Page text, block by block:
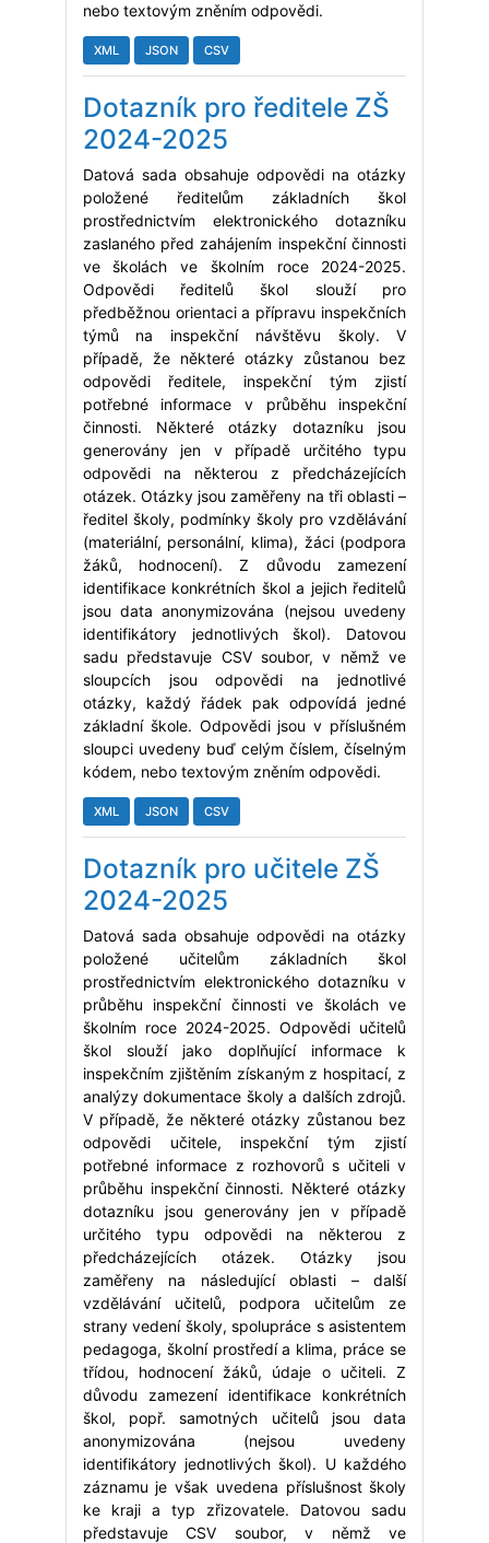
nebo textovým zněním odpovědi.
XML JSON CSV
Dotazník pro ředitele ZŠ
2024-2025
Datová sada obsahuje odpovědi na otázky
položené ředitelům základních škol
prostřednictvím elektronického dotazníku
zaslaného před zahájením inspekční činnosti
ve školách ve školním roce 2024-2025.
Odpovědi ředitelů škol slouží pro
předběžnou orientaci a přípravu inspekčních
týmů na inspekční návštěvu školy. V
případě, že některé otázky zůstanou bez
odpovědi ředitele, inspekční tým zjistí
potřebné informace v průběhu inspekční
činnosti. Některé otázky dotazníku jsou
generovány jen v případě určitého typu
odpovědi na některou z předcházejících
otázek. Otázky jsou zaměřeny na tři oblasti –
ředitel školy, podmínky školy pro vzdělávání
(materiální, personální, klima), žáci (podpora
žáků, hodnocení). Z důvodu zamezení
identifikace konkrétních škol a jejich ředitelů
jsou data anonymizována (nejsou uvedeny
identifikátory jednotlivých škol). Datovou
sadu představuje CSV soubor, v němž ve
sloupcích jsou odpovědi na jednotlivé
otázky, každý řádek pak odpovídá jedné
základní škole. Odpovědi jsou v příslušném
sloupci uvedeny buď celým číslem, číselným
kódem, nebo textovým zněním odpovědi.
XML JSON CSV
Dotazník pro učitele ZŠ
2024-2025
Datová sada obsahuje odpovědi na otázky
položené učitelům základních škol
prostřednictvím elektronického dotazníku v
průběhu inspekční činnosti ve školách ve
školním roce 2024-2025. Odpovědi učitelů
škol slouží jako doplňující informace k
inspekčním zjištěním získaným z hospitací, z
analýzy dokumentace školy a dalších zdrojů.
V případě, že některé otázky zůstanou bez
odpovědi učitele, inspekční tým zjistí
potřebné informace z rozhovorů s učiteli v
průběhu inspekční činnosti. Některé otázky
dotazníku jsou generovány jen v případě
určitého typu odpovědi na některou z
předcházejících otázek. Otázky jsou
zaměřeny na následující oblasti – další
vzdělávání učitelů, podpora učitelům ze
strany vedení školy, spolupráce s asistentem
pedagoga, školní prostředí a klima, práce se
třídou, hodnocení žáků, údaje o učiteli. Z
důvodu zamezení identifikace konkrétních
škol, popř. samotných učitelů jsou data
anonymizována (nejsou uvedeny
identifikátory jednotlivých škol). U každého
záznamu je však uvedena příslušnost školy
ke kraji a typ zřizovatele. Datovou sadu
představuje CSV soubor, v němž ve